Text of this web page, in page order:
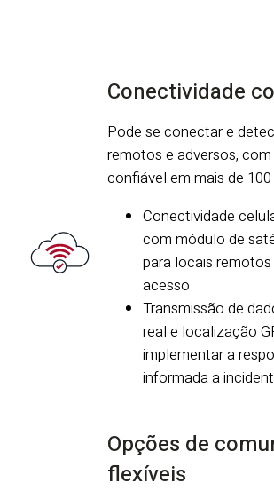
Conectividade
Pode se conectar e
remotos e adversos,
confiável em mais de 100
Conectividade
com módulo de
para locais
acesso
Transmissão de
real e localização
implementar a
informada a
Opções de
flexíveis